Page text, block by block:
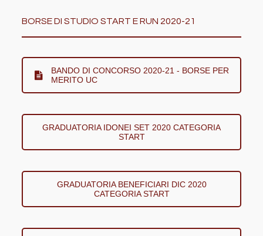
BORSE DI STUDIO START E RUN 2020-21
BANDO DI CONCORSO 2020-21 - BORSE PER
MERITO UC
GRADUATORIA IDONEI SET 2020 CATEGORIA
START
GRADUATORIA BENEFICIARI DIC 2020
CATEGORIA START